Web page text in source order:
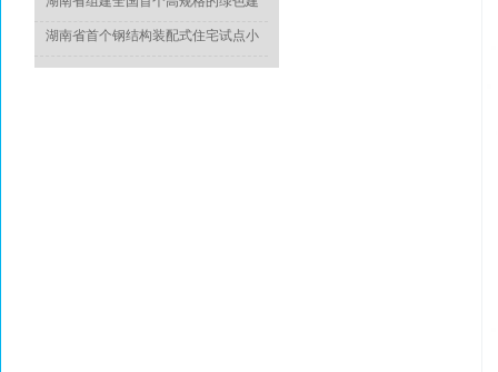
造专家委员会
湖南省首个钢结构装配式住宅试点小